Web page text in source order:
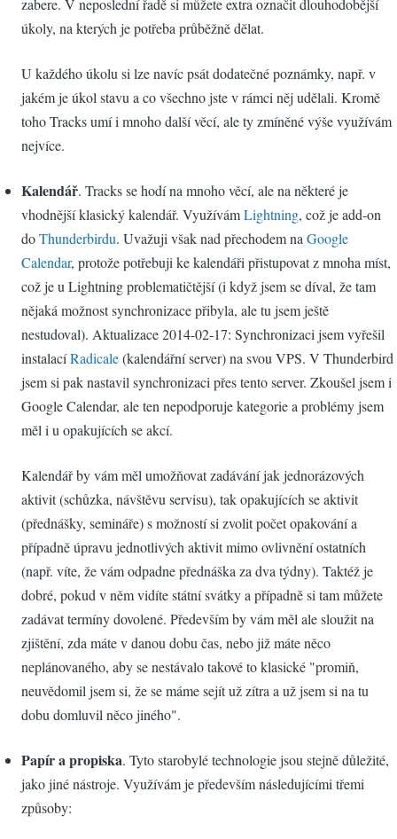
zabere. V neposlední řadě si můžete extra označit dlouhodobější
úkoly, na kterých je potřeba průběžně dělat.
U každého úkolu si lze navíc psát dodatečné poznámky, např. v
jakém je úkol stavu a co všechno jste v rámci něj udělali. Kromě
toho Tracks umí i mnoho další věcí, ale ty zmíněné výše využívám
nejvíce.
Kalendář. Tracks se hodí na mnoho věcí, ale na některé je
vhodnější klasický kalendář. VyužívámLightning, což je add-on
doThunderbirdu. Uvažuji však nad přechodem na Google
Calendar, protože potřebuji ke kalendáři přistupovat z mnoha míst,
což je u Lightning problematičtější (i když jsem se díval, že tam
nějaká možnost synchronizace přibyla, ale tu jsem ještě
nestudoval). Aktualizace 2014-02-17: Synchronizaci jsem vyřešil
instalacíRadicale(kalendářní server) na svou VPS. V Thunderbird
jsem si pak nastavil synchronizaci přes tento server. Zkoušel jsem i
Google Calendar, ale ten nepodporuje kategorie a problémy jsem
měl i u opakujících se akcí.
Kalendář by vám měl umožňovat zadávání jak jednorázových
aktivit (schůzka, návštěvu servisu), tak opakujících se aktivit
(přednášky, semináře) s možností si zvolit počet opakování a
případně úpravu jednotlivých aktivit mimo ovlivnění ostatních
(např. víte, že vám odpadne přednáška za dva týdny). Taktéž je
dobré, pokud v něm vidíte státní svátky a případně si tam můžete
zadávat termíny dovolené. Především by vám měl ale sloužit na
zjištění, zda máte v danou dobu čas, nebo již máte něco
neplánovaného, aby se nestávalo takové to klasické "promiň,
neuvědomil jsem si, že se máme sejít už zítra a už jsem si na tu
dobu domluvil něco jiného".
Papír a propiska. Tyto starobylé technologie jsou stejně důležité,
jako jiné nástroje. Využívám je především následujícími třemi
způsoby: